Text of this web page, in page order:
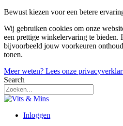
Bewust kiezen voor een betere
Wij gebruiken cookies om onze
een prettige winkelervaring te bieden.
bijvoorbeeld jouw voorkeuren
tonen.
Meer weten? Lees onze
Search
Inloggen